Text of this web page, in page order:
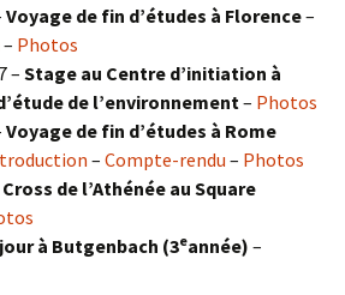
Voyage de fin d’études à Florence–
– Photos
– Stage au Centre d’initiation à
de l’environnement – Photos
Voyage de fin d’études à Rome
– Compte-rendu – Photos
Cross de l’Athénée au Square
à Butgenbach (3eannée) –